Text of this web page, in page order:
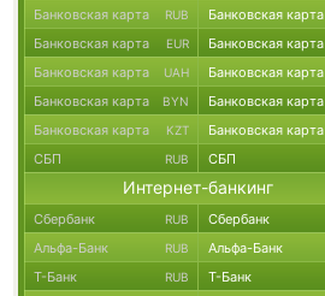
Банковская карта RUB Банковская карта
Банковская карта EUR Банковская карта
Банковская карта UAH Банковская карта
Банковская карта BYN Банковская карта
Банковская карта KZT Банковская карта
СБП RUB СБП
Интернет-банкинг
Сбербанк RUB Сбербанк
Альфа-Банк RUB Альфа-Банк
Т-Банк RUB Т-Банк